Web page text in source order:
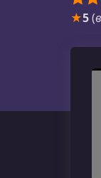
★5(